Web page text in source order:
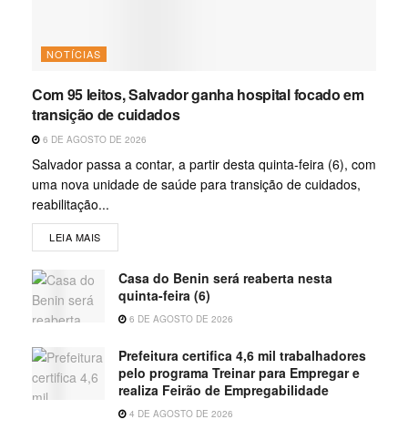
NOTÍCIAS
Com 95 leitos, Salvador ganha hospital focado em
transição de cuidados
6 DE AGOSTO DE 2026
Salvador passa a contar, a partir desta quinta-feira (6), com
uma nova unidade de saúde para transição de cuidados,
reabilitação...
LEIA MAIS
Casa do Benin será reaberta nesta
quinta-feira (6)
6 DE AGOSTO DE 2026
Prefeitura certifica 4,6 mil trabalhadores
pelo programa Treinar para Empregar e
realiza Feirão de Empregabilidade
4 DE AGOSTO DE 2026